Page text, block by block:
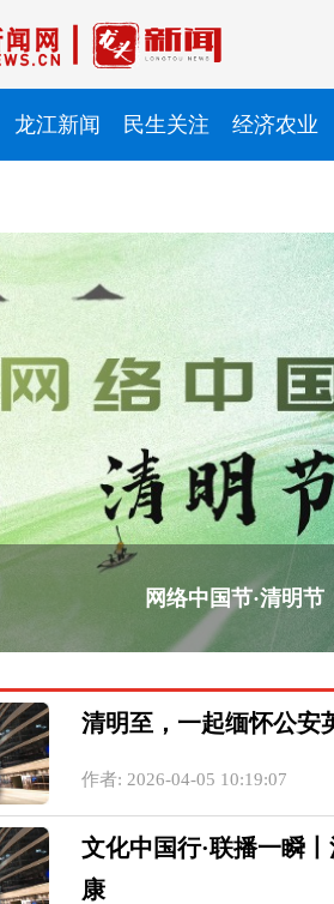
龙江新闻 民生关注 经济农业
网络中国节·清明节
清明至，一起缅怀公安
作者: 2026-04-05 10:19:07
文化中国行·联播一瞬
康